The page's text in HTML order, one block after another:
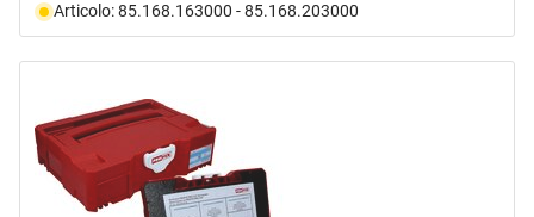
Articolo: 85.168.163000 - 85.168.203000